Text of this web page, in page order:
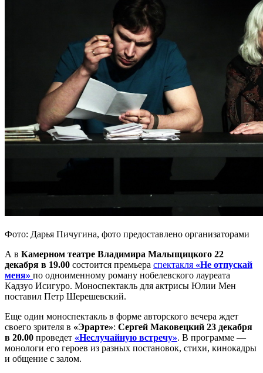
Фото: Дарья Пичугина, фото предоставлено организаторами
А в Камерном театре Владимира Малыщицкого 22
декабря в 19.00 состоится премьера спектакля «Не отпускай
меня» по одноименному роману нобелевского лауреата
Кадзуо Исигуро. Моноспектакль для актрисы Юлии Мен
поставил Петр Шерешевский.
Еще один моноспектакль в форме авторского вечера ждет
своего зрителя в «Эрарте»: Сергей Маковецкий 23 декабря
в 20.00 проведет «Неслучайную встречу». В программе —
монологи его героев из разных постановок, стихи, кинокадры
и общение с залом.